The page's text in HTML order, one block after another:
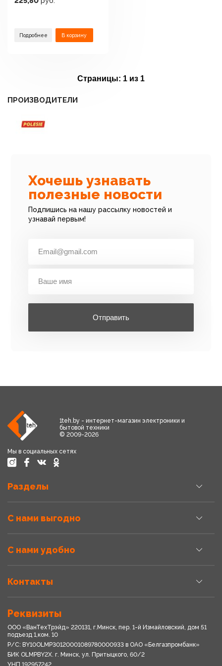
дорогой и
Подробнее В корзину
Страницы: 1 из 1
ПРОИЗВОДИТЕЛИ
Хочешь узнавать
полезные новости
Подпишись на нашу рассылку новостей и
узнавай первым!
Отправить
1teh.by - интернет-магазин электроники и
бытовой техники
© 2009-2026
Мы в социальных сетях
Разделы
С нами выгодно
С нами удобно
Контакты
Реквизиты
ООО «ВанТехТрэйд» 220131, г.Минск, пер. 1-й Измайловский, дом 51
подъезд 1,ком. 10
Р/С: BY10OLMP30120001089780000933 в OАО «Белгазпромбанк»
БИК OLMPBY2X. г. Минск, ул. Притыцкого, 60/2
УНП 192957242